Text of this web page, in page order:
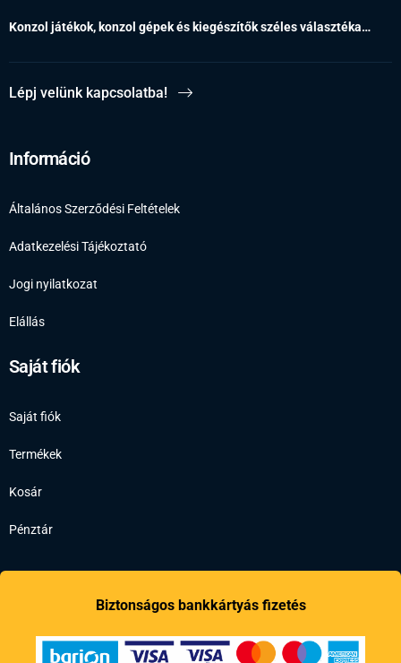
Konzol játékok, konzol gépek és kiegészítők széles választéka…
Lépj velünk kapcsolatba!
Információ
Általános Szerződési Feltételek
Adatkezelési Tájékoztató
Jogi nyilatkozat
Elállás
Saját fiók
Saját fiók
Termékek
Kosár
Pénztár
Biztonságos bankkártyás fizetés